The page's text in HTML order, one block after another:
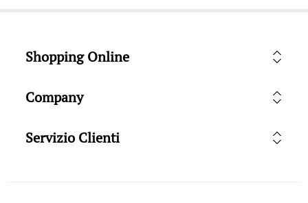
Shopping Online
Company
Servizio Clienti